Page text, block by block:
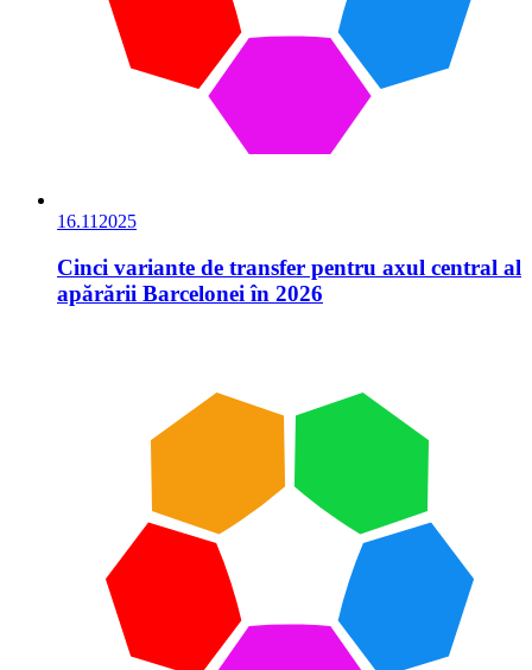
16.11 2025
Cinci variante de transfer pentru axul central al
apărării Barcelonei în 2026